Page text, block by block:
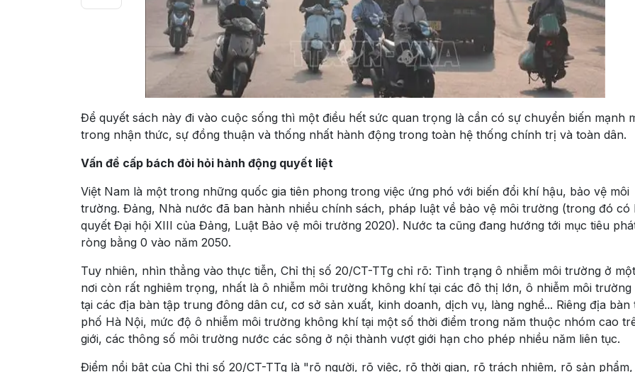
Để quyết sách này đi vào cuộc sống thì một điều hết sức quan trọng là cần có sự chuyển biến mạnh
trong nhận thức, sự đồng thuận và thống nhất hành động trong toàn hệ thống chính trị và toàn dân.
Vấn đề cấp bách đòi hỏi hành động quyết liệt
Việt Nam là một trong những quốc gia tiên phong trong việc ứng phó với biến đổi khí hậu, bảo vệ môi
trường. Đảng, Nhà nước đã ban hành nhiều chính sách, pháp luật về bảo vệ môi trường (trong đó có
quyết Đại hội XIII của Đảng, Luật Bảo vệ môi trường 2020). Nước ta cũng đang hướng tới mục tiêu
ròng bằng 0 vào năm 2050.
Tuy nhiên, nhìn thẳng vào thực tiễn, Chỉ thị số 20/CT-TTg chỉ rõ: Tình trạng ô nhiễm môi trường ở
nơi còn rất nghiêm trọng, nhất là ô nhiễm môi trường không khí tại các đô thị lớn, ô nhiễm môi trường
tại các địa bàn tập trung đông dân cư, cơ sở sản xuất, kinh doanh, dịch vụ, làng nghề... Riêng địa bàn
phố Hà Nội, mức độ ô nhiễm môi trường không khí tại một số thời điểm trong năm thuộc nhóm cao
giới, các thông số môi trường nước các sông ở nội thành vượt giới hạn cho phép nhiều năm liên tục.
Điểm nổi bật của Chỉ thị số 20/CT-TTg là "rõ người, rõ việc, rõ thời gian, rõ trách nhiệm, rõ sản